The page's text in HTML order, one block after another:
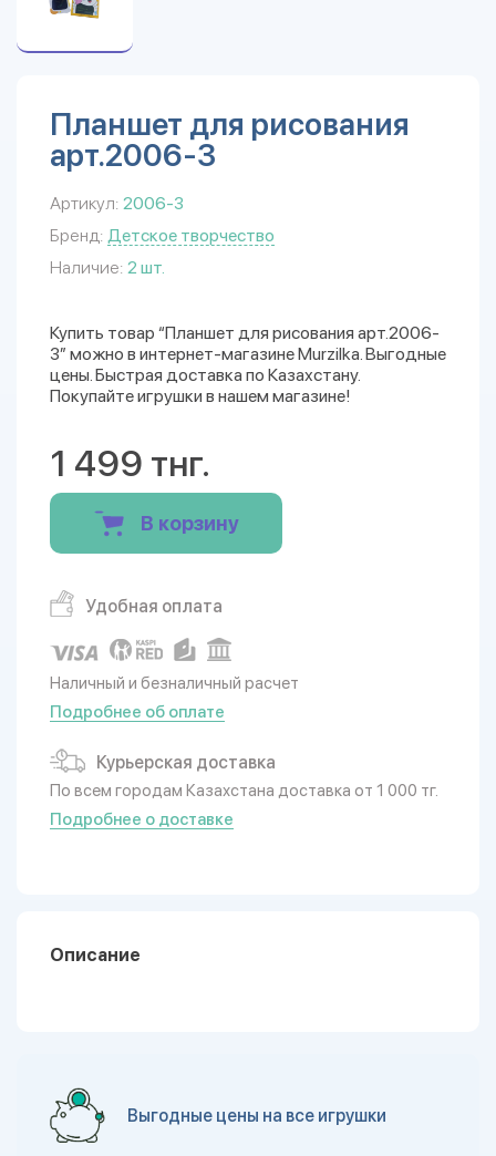
Планшет для рисования
арт.2006-3
Артикул: 2006-3
Бренд: Детское творчество
Наличие: 2 шт.
Купить товар “Планшет для рисования арт.2006-
3” можно в интернет-магазине Murzilka. Выгодные
цены. Быстрая доставка по Казахстану.
Покупайте игрушки в нашем магазине!
1 499 тнг.
В корзину
Удобная оплата
Наличный и безналичный расчет
Подробнее об оплате
Курьерская доставка
По всем городам Казахстана доставка от 1 000 тг.
Подробнее о доставке
Описание
Выгодные цены на все игрушки